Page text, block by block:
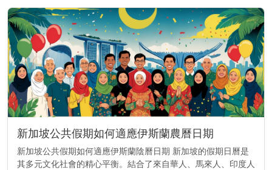
新加坡公共假期如何適應伊斯蘭農曆日期
新加坡公共假期如何適應伊斯蘭陰曆日期 新加坡的假期日曆是
其多元文化社會的精心平衡。結合了來自華人、馬來人、印度人